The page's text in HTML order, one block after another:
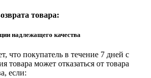
товара:
надлежащего качества
что покупатель в течение 7 дней с
товара может отказаться от товара
если: